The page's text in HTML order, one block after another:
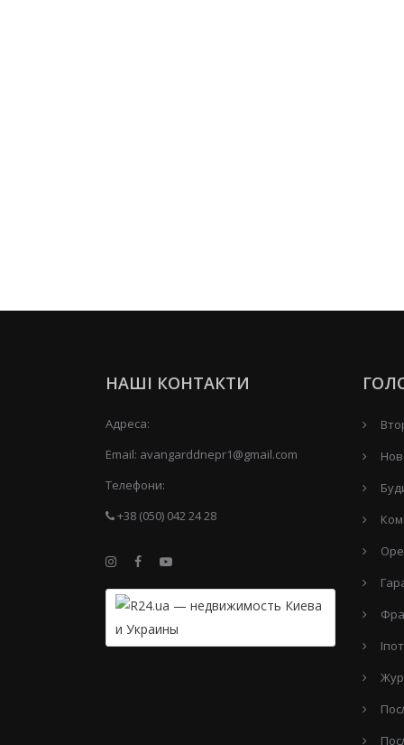
НАШІ КОНТАКТИ
Адреса:
Email: avangarddnepr1@gmail.com
Телефони:
+38 (050) 042 24 28